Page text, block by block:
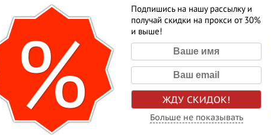
%
Подпишись на нашу рассылку и
получай скидки на прокси от 30%
и выше!
ЖДУ СКИДОК!
Больше не показывать
200 рублей в месяц за 1 американский прокси
120 рублей за 1 proxy в месяц